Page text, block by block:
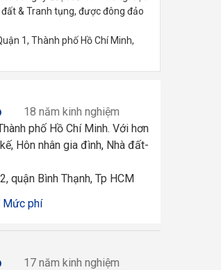
& Tranh tụng, được đông đảo
1, Thành phố Hồ Chí Minh,
18 năm kinh nghiệm
phố Hồ Chí Minh. Với hơn
Hôn nhân gia đình, Nhà đất-
quận Bình Thạnh, Tp HCM
Mức phí
17 năm kinh nghiệm